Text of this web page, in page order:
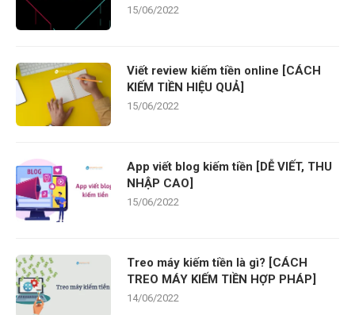
15/06/2022
Viết review kiếm tiền online [CÁCH
KIẾM TIỀN HIỆU QUẢ]
15/06/2022
App viết blog kiếm tiền [DỄ VIẾT, THU
NHẬP CAO]
15/06/2022
Treo máy kiếm tiền là gì? [CÁCH
TREO MÁY KIẾM TIỀN HỢP PHÁP]
14/06/2022